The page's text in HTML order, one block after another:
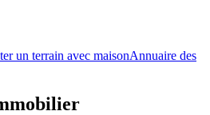
un terrain avec maisonAnnuaire des